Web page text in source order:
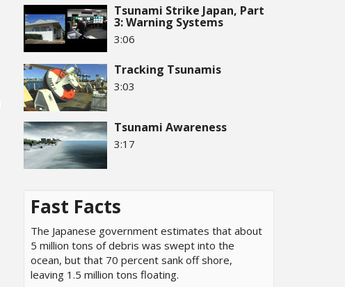
Tsunami Strike Japan, Part
3: Warning Systems
3:06
Tracking Tsunamis
3:03
Tsunami Awareness
3:17
Fast Facts
The Japanese government estimates that about
5 million tons of debris was swept into the
ocean, but that 70 percent sank off shore,
leaving 1.5 million tons floating.